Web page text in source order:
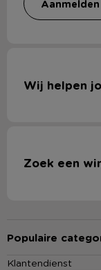
aanmelden
Wij helpen
Zoek een
Populaire
Klantendienst